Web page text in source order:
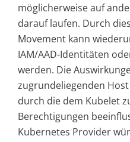
möglicherweise auf
darauf laufen. Durch
Movement kann
IAM/AAD-Identitäten
werden. Die
zugrundeliegenden
durch die dem Kubelet
Berechtigungen
Kubernetes Provider